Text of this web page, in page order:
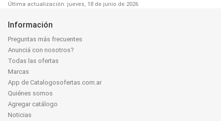
Última actualización: jueves, 18 de junio de 2026
Información
Preguntas más frecuentes
Anunciá con nosotros?
Todas las ofertas
Marcas
App de Catalogosofertas.com.ar
Quiénes somos
Agregar catálogo
Noticias